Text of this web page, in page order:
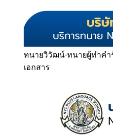
ทนายวิวัฒน์·ทนายผู้ทำคำ
เอกสาร